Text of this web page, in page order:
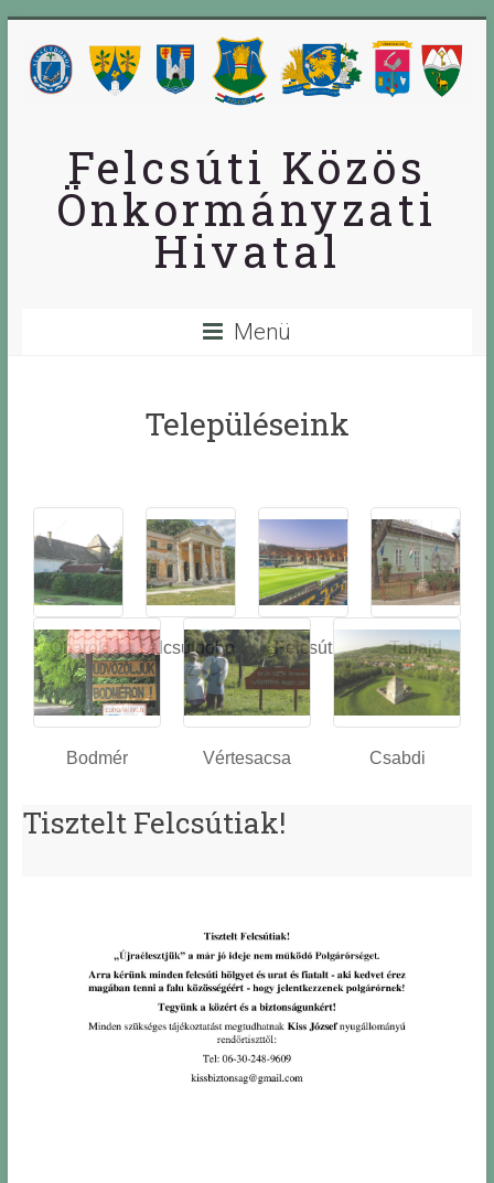
Felcsúti Közös
Önkormányzati
Hivatal
Menü
Településeink
Óbarok
Alcsútdobo
z
Felcsút Tabajd
Bodmér Vértesacsa Csabdi
Tisztelt Felcsútiak!